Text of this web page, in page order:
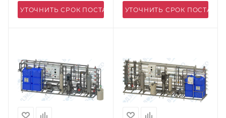
УТОЧНИТЬ СРОК ПОСТАВКИ УТОЧНИТЬ СРОК